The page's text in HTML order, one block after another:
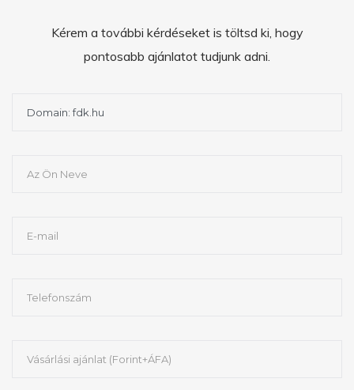
Kérem a további kérdéseket is töltsd ki, hogy
pontosabb ajánlatot tudjunk adni.